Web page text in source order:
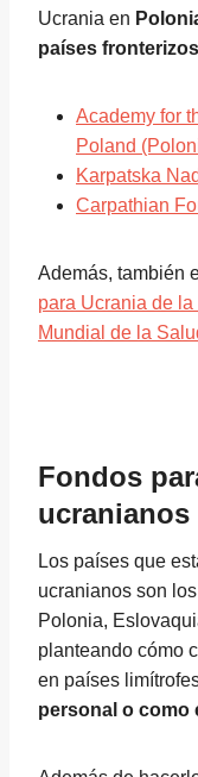
Ucrania en
países
Academy for
Poland
Karpatska
Carpathian
Además, también
para Ucrania de
Mundial de la
Fondos
ucranianos
Los países que
ucranianos son
Polonia,
planteando cómo
en países
personal o como